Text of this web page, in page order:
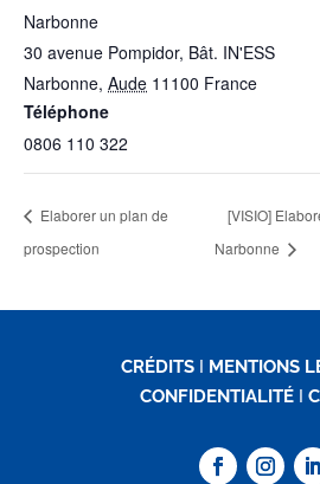
Narbonne
30 avenue Pompidor, Bât. IN'ESS
Narbonne, Aude 11100 France
Téléphone
0806 110 322
Elaborer un plan de
prospection
[VISIO]
Narbonne
CRÉDITS I MENTIONS
CONFIDENTIALITÉ I